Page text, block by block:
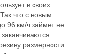
в своих
что с новым
96 км/ч займет не
размерности